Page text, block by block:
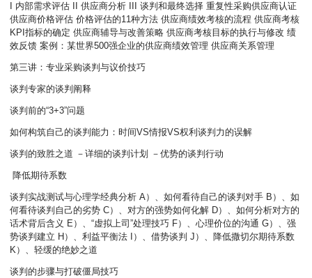
I 内部需求评估 II 供应商分析 III 谈判和最终选择 重复性采购供应商认证
供应商价格评估 价格评估的11种方法 供应商绩效考核的流程 供应商考核
KPI指标的确定 供应商辅导与改善策略 供应商考核目标的执行与修改 绩
效反馈 案例：某世界500强企业的供应商绩效管理 供应商关系管理
第三讲：专业采购谈判与议价技巧
谈判专家的谈判阐释
谈判前的“3+3”问题
如何构筑自己的谈判能力：时间VS情报VS权利谈判力的误解
谈判的致胜之道 －详细的谈判计划 －优势的谈判行动
降低期待系数
谈判实战测试与心理学经典分析 A）、如何看待自己的谈判对手 B）、如
何看待谈判自己的劣势 C）、对方的强势如何化解 D）、如何分析对方的
话术背后含义 E）、“虚拟上司”处理技巧 F）、心理价位的沟通 G）、强
势谈判建立 H）、利益平衡法 I）、借势谈判 J）、降低撒切尔期待系数
K）、轻缓的绝妙之道
谈判的步骤与打破僵局技巧